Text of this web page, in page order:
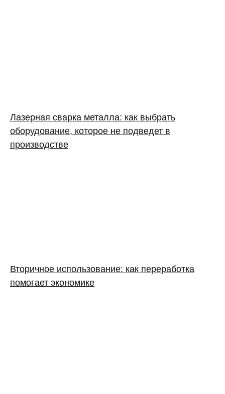
Лазерная сварка металла: как выбрать
оборудование, которое не подведет в
производстве
Вторичное использование: как переработка
помогает экономике